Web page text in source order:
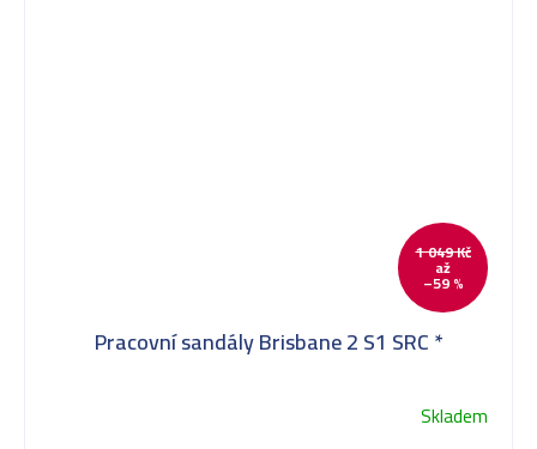
1 049 Kč
až
–59 %
Pracovní sandály Brisbane 2 S1 SRC *
Skladem